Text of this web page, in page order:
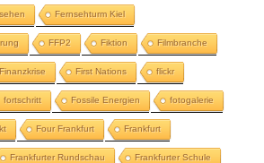
Fernsehturm Kiel
FFP2 Fiktion Filmbranche
Finanzkrise First Nations flickr
fortschritt Fossile Energien fotogalerie
Four Frankfurt Frankfurt
Frankfurter Rundschau Frankfurter Schule